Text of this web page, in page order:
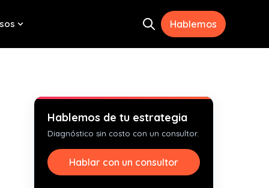
for Herramientas Open search
Hablemos
Hablemos de tu estrategia
Diagnóstico sin costo con un consultor.
Hablar con un consultor